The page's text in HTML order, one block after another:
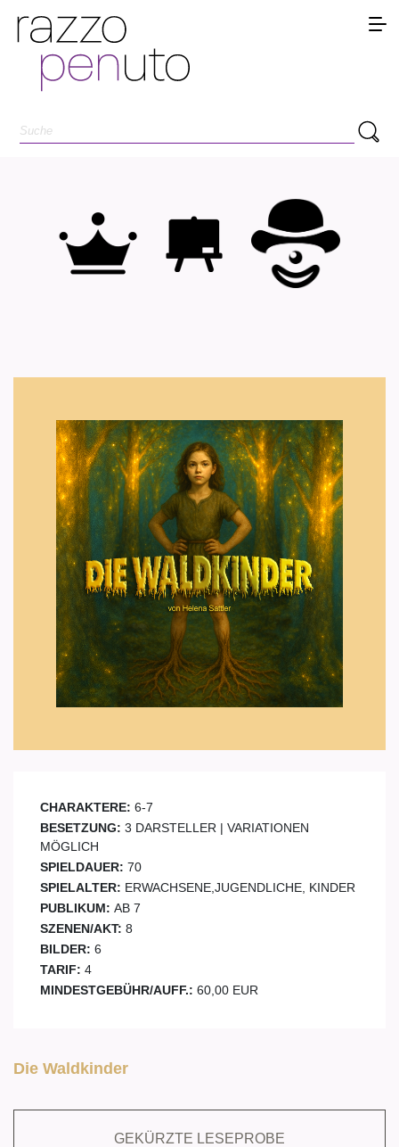
CHARAKTERE: 6-7
BESETZUNG: 3 DARSTELLER | VARIATIONEN
MÖGLICH
SPIELDAUER: 70
SPIELALTER: ERWACHSENE,JUGENDLICHE, KINDER
PUBLIKUM: AB 7
SZENEN/AKT: 8
BILDER: 6
TARIF: 4
MINDESTGEBÜHR/AUFF.: 60,00 EUR
Die Waldkinder
GEKÜRZTE LESEPROBE